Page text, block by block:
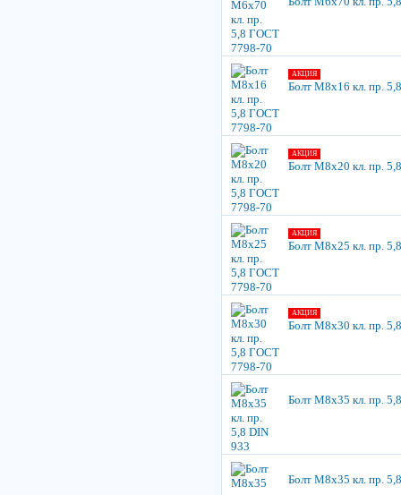
АКЦИЯ
Болт М8х16 кл. пр.
АКЦИЯ
Болт М8х20 кл. пр.
АКЦИЯ
Болт М8х25 кл. пр.
АКЦИЯ
Болт М8х30 кл. пр.
Болт М8х35 кл. пр.
Болт М8х35 кл. пр.